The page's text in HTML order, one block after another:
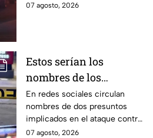
Aguascalientes
varias horas hospitalizado tras
07 agosto, 2026
Estos serían los
nombres de los
presuntos implicados
en ataque contra César
Gastélum en Culiacán
En redes sociales circulan
nombres de dos presuntos
implicados en el ataque contra
el creador de contenido César
07 agosto, 2026